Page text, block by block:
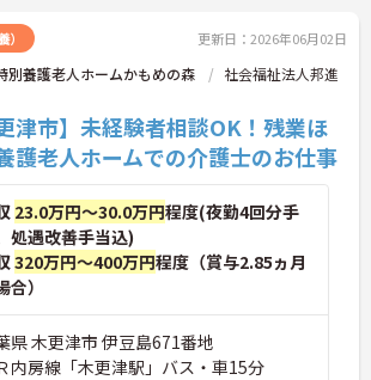
を用意しています。
更新日：2026年06月02日
別養護老人ホームかもめの森
社会福祉法人邦進
津市】未経験者相談OK！残業ほ
護老人ホームでの介護士のお仕事
23.0万円～30.0万円程度(夜勤4回分手
処遇改善手当込)
320万円～400万円程度（賞与2.85ヵ月
合）
県 木更津市 伊豆島671番地
内房線「木更津駅」バス・車15分